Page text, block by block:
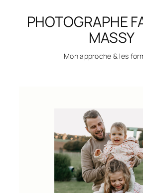
PHOTOGRAPHE
MASSY
Mon approche & les